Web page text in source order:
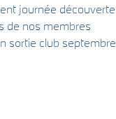
journée découverte
de nos membres
sortie club septembre